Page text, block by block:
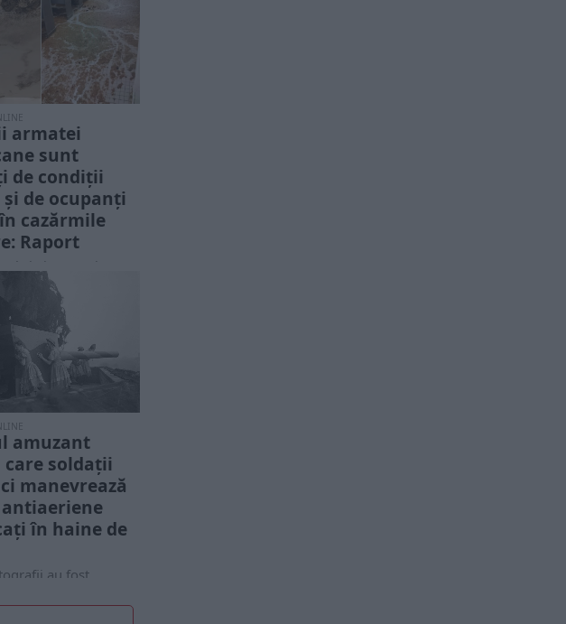
armatei
sunt
de condiții
de ocupanți
cazărmile
Raport
ai armatei
trăiesc în condiții
să se
amuzant
soldații
manevrează
în haine de
au fost
timp ce vizita baza...